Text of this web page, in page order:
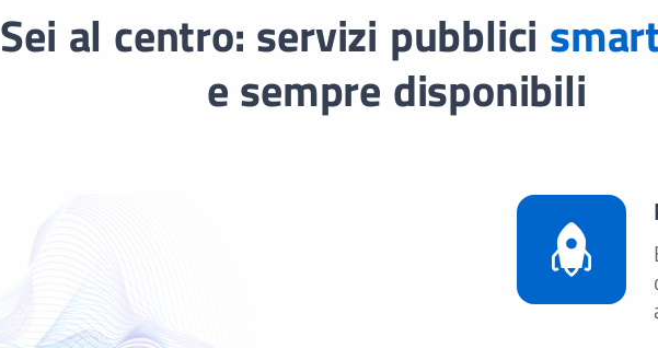
Sei al centro: servizi pubblici
e sempre disponibili